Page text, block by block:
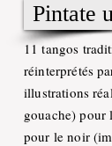
Pintate
11 tangos
réinterprétés
illustrations
gouache) pour
pour le noir